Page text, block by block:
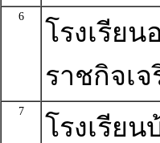
6
โรงเรีย
ราชกิจเ
7
โรงเรีย